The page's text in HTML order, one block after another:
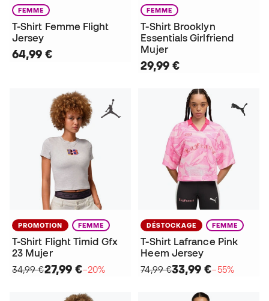
FEMME
T-Shirt Femme Flight
Jersey
64,99 €
FEMME
T-Shirt Brooklyn
Essentials Girlfriend
Mujer
29,99 €
PROMOTION FEMME
T-Shirt Flight Timid Gfx
23 Mujer
34,99 €27,99 €−20%
DÉSTOCKAGE FEMME
T-Shirt Lafrance Pink
Heem Jersey
74,99 €33,99 €−55%